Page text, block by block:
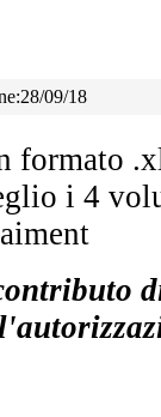
09/18
formato
i 4